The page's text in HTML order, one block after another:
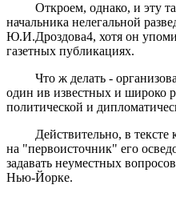
Откроем, однако, и эту
начальника нелегальной
Ю.И.Дроздова4, хотя он
газетных публикациях.
Что ж делать -
один ив известных и широко
политической и
Действительно, в тексте
на "первоисточник" его
задавать неуместных
Нью-Йорке.